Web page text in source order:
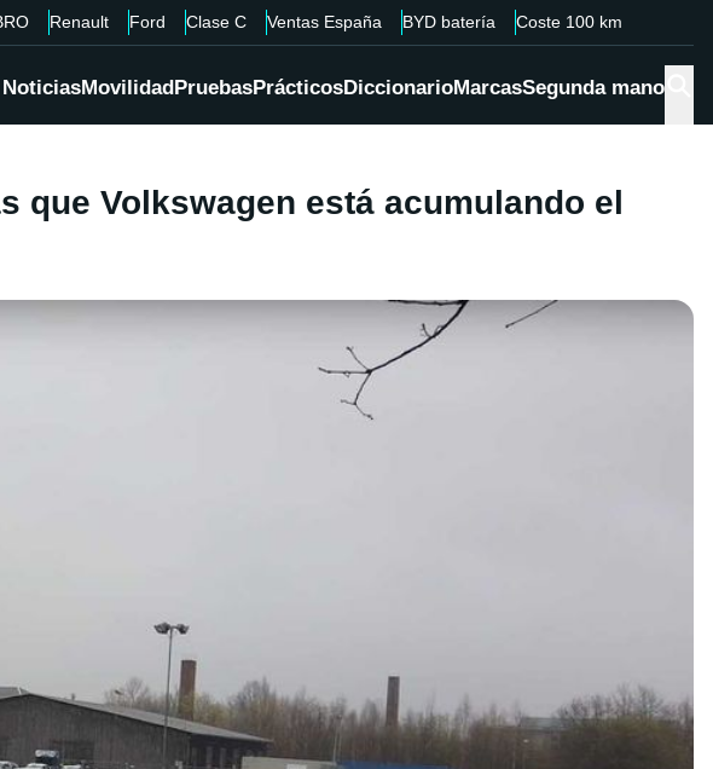
Renault Ford Clase C Ventas España BYD batería Coste 100 km
NoticiasMovilidadPruebasPrácticosDiccionarioMarcasSegunda mano
que Volkswagen está acumulando el